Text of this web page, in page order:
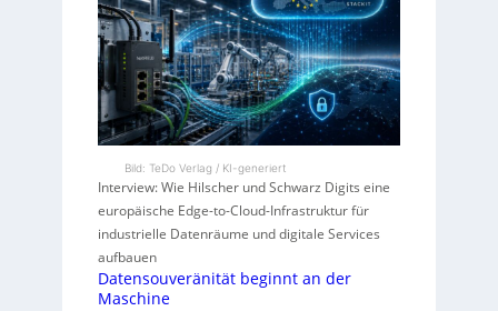
Bild: TeDo Verlag / KI-generiert
Interview: Wie Hilscher und Schwarz Digits eine
europäische Edge-to-Cloud-Infrastruktur für
industrielle Datenräume und digitale Services
aufbauen
Datensouveränität beginnt an der
Maschine